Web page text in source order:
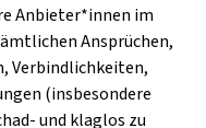
Anbieter*innen im
Ansprüchen,
Verbindlichkeiten,
(insbesondere
und klaglos zu